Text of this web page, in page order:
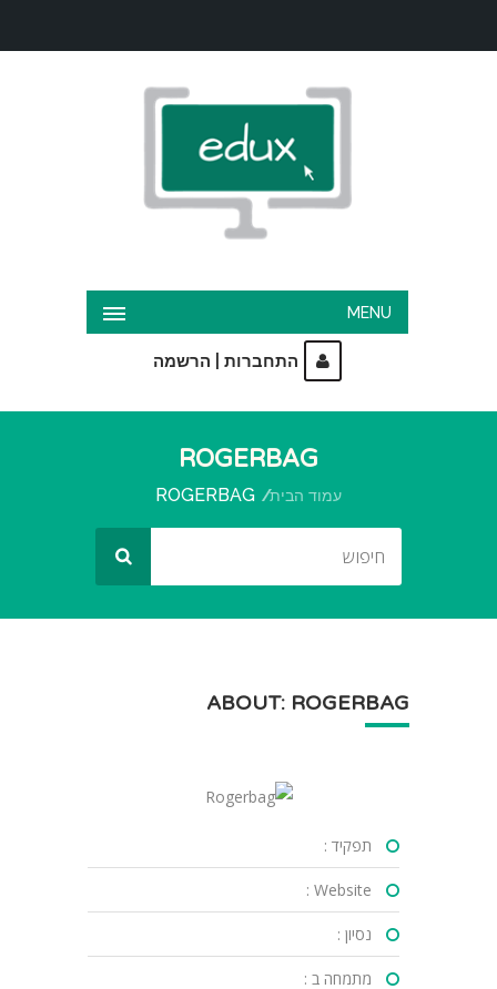
MENU
התחברות הרשמה
ROGERBAG
עמוד הבית ROGERBAG
ABOUT: ROGERBAG
תפקיד :
Website :
נסיון :
מתמחה ב :